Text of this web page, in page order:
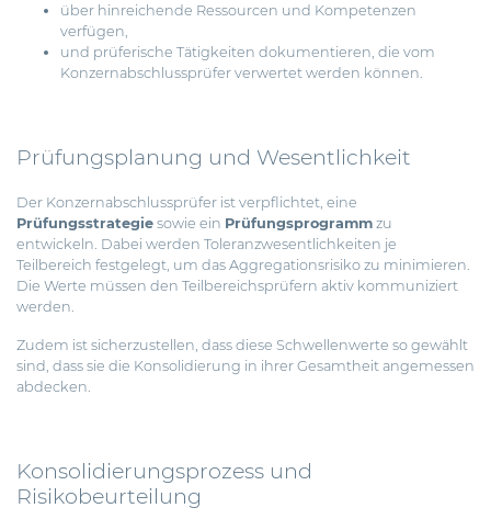
über hinreichende Ressourcen und Kompetenzen
verfügen,
und prüferische Tätigkeiten dokumentieren, die vom
Konzernabschlussprüfer verwertet werden können.
Prüfungsplanung und Wesentlichkeit
Der Konzernabschlussprüfer ist verpflichtet, eine
Prüfungsstrategie sowie ein Prüfungsprogramm zu
entwickeln. Dabei werden Toleranzwesentlichkeiten je
Teilbereich festgelegt, um das Aggregationsrisiko zu minimieren.
Die Werte müssen den Teilbereichsprüfern aktiv kommuniziert
werden.
Zudem ist sicherzustellen, dass diese Schwellenwerte so gewählt
sind, dass sie die Konsolidierung in ihrer Gesamtheit angemessen
abdecken.
Konsolidierungsprozess und
Risikobeurteilung